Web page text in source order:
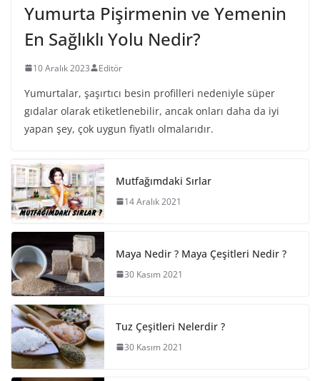
Yumurta Pişirmenin ve Yemenin
En Sağlıklı Yolu Nedir?
10 Aralık 2023 Editör
Yumurtalar, şaşırtıcı besin profilleri nedeniyle süper
gıdalar olarak etiketlenebilir, ancak onları daha da iyi
yapan şey, çok uygun fiyatlı olmalarıdır.
Mutfağımdaki Sırlar
14 Aralık 2021
Maya Nedir ? Maya Çeşitleri Nedir ?
30 Kasım 2021
Tuz Çeşitleri Nelerdir ?
30 Kasım 2021